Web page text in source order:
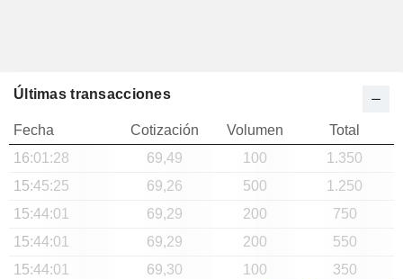
Últimas transacciones
Fecha Cotización Volumen
Total
16:01:28
69,49 100
1.350
15:45:25
69,26 500
1.250
15:44:01
69,29 200
750
15:44:01
69,29 200
550
15:44:01
69,30 100
350